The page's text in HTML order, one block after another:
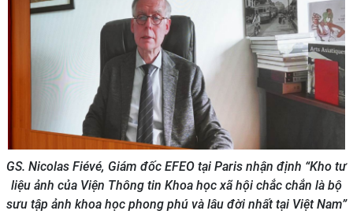
GS. Nicolas Fiévé, Giám đốc EFEO tại Paris nhận định “Kho tư
liệu ảnh của Viện Thông tin Khoa học xã hội chắc chắn là bộ
sưu tập ảnh khoa học phong phú và lâu đời nhất tại Việt Nam”